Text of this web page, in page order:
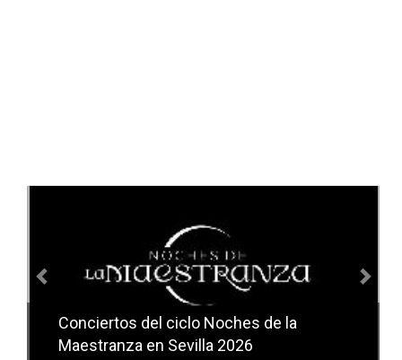
Conciertos del ciclo Noches de la
Maestranza en Sevilla 2026
Conciertos del ciclo Candlelight en
Sevilla